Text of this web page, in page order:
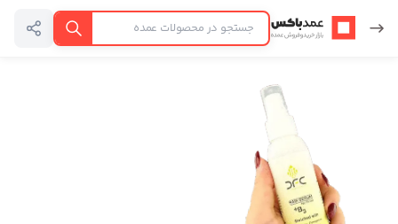
عمدباکس — بازگشت به صفحه اصلی
جستجو